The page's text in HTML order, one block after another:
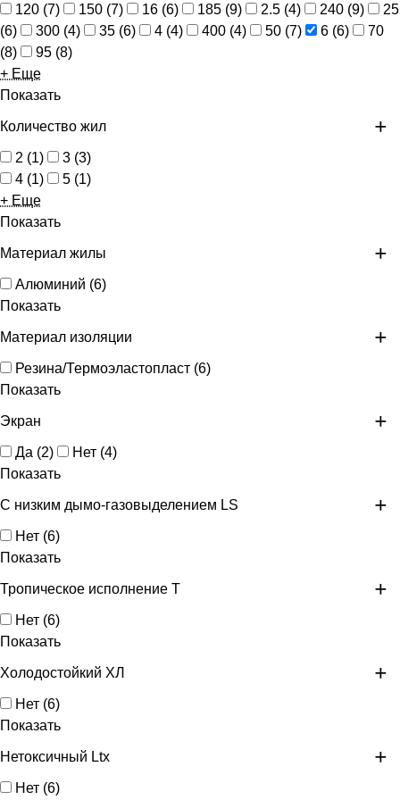
120 (7) 150 (7) 16 (6) 185 (9) 2.5 (4) 240 (9)
25
(6) 300 (4) 35 (6) 4 (4) 400 (4) 50 (7) 6 (6)
70
(8) 95 (8)
+ Еще
Показать
Количество жил
2 (1) 3 (3)
4 (1) 5 (1)
+ Еще
Показать
Материал жилы
Алюминий (6)
Показать
Материал изоляции
Резина/Термоэластопласт (6)
Показать
Экран
Да (2) Нет (4)
Показать
С низким дымо-газовыделением LS
Нет (6)
Показать
Тропическое исполнение Т
Нет (6)
Показать
Холодостойкий ХЛ
Нет (6)
Показать
Нетоксичный Ltx
Нет (6)